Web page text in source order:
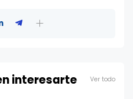
interesarte Ver todo